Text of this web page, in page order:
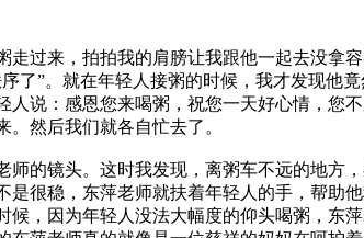
过来，拍拍我的肩膀让我跟他一起去没拿
了”。就在年轻人接粥的时候，我才发现他
说：感恩您来喝粥，祝您一天好心情，您
然后我们就各自忙去了。
的镜头。这时我发现，离粥车不远的地方
很稳，东萍老师就扶着年轻人的手，帮助
候，因为年轻人没法大幅度的仰头喝粥，